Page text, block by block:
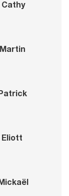
Cathy
Martin
Eliott